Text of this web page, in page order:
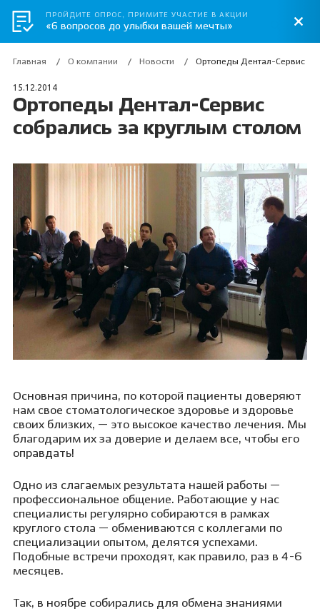
Главная О компании Новости Ортопеды Дентал-Сервис
15.12.2014
Ортопеды Дентал-Сервис
собрались за круглым столом
Основная причина, по которой пациенты доверяют
нам свое стоматологическое здоровье и здоровье
своих близких, — это высокое качество лечения. Мы
благодарим их за доверие и делаем все, чтобы его
оправдать!
Одно из слагаемых результата нашей работы —
профессиональное общение. Работающие у нас
специалисты регулярно собираются в рамках
круглого стола — обмениваются с коллегами по
специализации опытом, делятся успехами.
Подобные встречи проходят, как правило, раз в 4-6
месяцев.
Так, в ноябре собирались для обмена знаниями
ПРОЙДИТЕ ОПРОС, ПРИМИТЕ УЧАСТИЕ В АКЦИИ
«6 вопросов до улыбки вашей мечты»